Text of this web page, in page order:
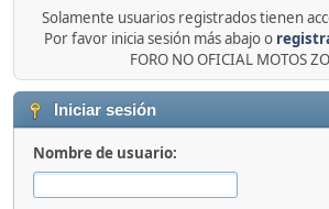
Solamente usuarios registrados tienen
Por favor inicia sesión más abajo o
FORO NO OFICIAL MOTOS
Iniciar sesión
Nombre de usuario: